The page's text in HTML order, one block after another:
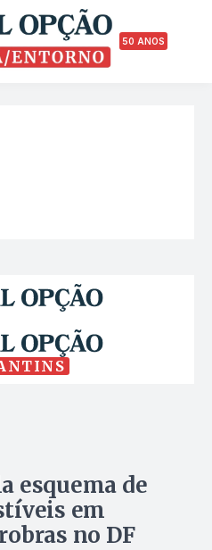
50 ANOS
esquema de
em
no DF